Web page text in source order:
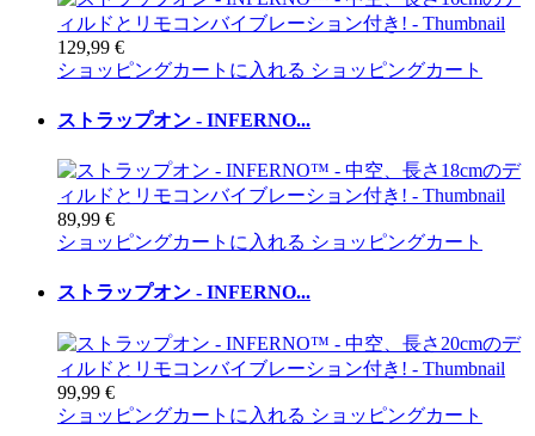
129,99 €
ショッピングカートに入れる ショッピングカート
ストラップオン - INFERNO...
89,99 €
ショッピングカートに入れる ショッピングカート
ストラップオン - INFERNO...
99,99 €
ショッピングカートに入れる ショッピングカート